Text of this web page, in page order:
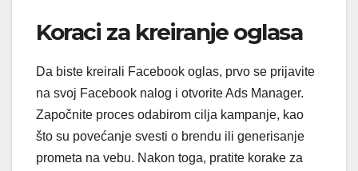
Koraci za kreiranje oglasa
Da biste kreirali Facebook oglas, prvo se prijavite
na svoj Facebook nalog i otvorite Ads Manager.
Započnite proces odabirom cilja kampanje, kao
što su povećanje svesti o brendu ili generisanje
prometa na vebu. Nakon toga, pratite korake za